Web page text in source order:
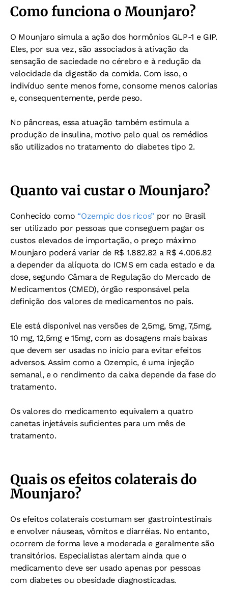
Como funciona o Mounjaro?
O Mounjaro simula a ação dos hormônios GLP-1 e GIP.
Eles, por sua vez, são associados à ativação da
sensação de saciedade no cérebro e à redução da
velocidade da digestão da comida. Com isso, o
indivíduo sente menos fome, consome menos calorias
e, consequentemente, perde peso.
No pâncreas, essa atuação também estimula a
produção de insulina, motivo pelo qual os remédios
são utilizados no tratamento do diabetes tipo 2.
Quanto vai custar o Mounjaro?
Conhecido como “Ozempic dos ricos” por no Brasil
ser utilizado por pessoas que conseguem pagar os
custos elevados de importação, o preço máximo
Mounjaro poderá variar de R$ 1.882.82 a R$ 4.006.82
a depender da alíquota do ICMS em cada estado e da
dose, segundo Câmara de Regulação do Mercado de
Medicamentos (CMED), órgão responsável pela
definição dos valores de medicamentos no país.
Ele está disponível nas versões de 2,5mg, 5mg, 7,5mg,
10 mg, 12,5mg e 15mg, com as dosagens mais baixas
que devem ser usadas no início para evitar efeitos
adversos. Assim como a Ozempic, é uma injeção
semanal, e o rendimento da caixa depende da fase do
tratamento.
Os valores do medicamento equivalem a quatro
canetas injetáveis suficientes para um mês de
tratamento.
Quais os efeitos colaterais do
Mounjaro?
Os efeitos colaterais costumam ser gastrointestinais
e envolver náuseas, vômitos e diarréias. No entanto,
ocorrem de forma leve a moderada e geralmente são
transitórios. Especialistas alertam ainda que o
medicamento deve ser usado apenas por pessoas
com diabetes ou obesidade diagnosticadas.